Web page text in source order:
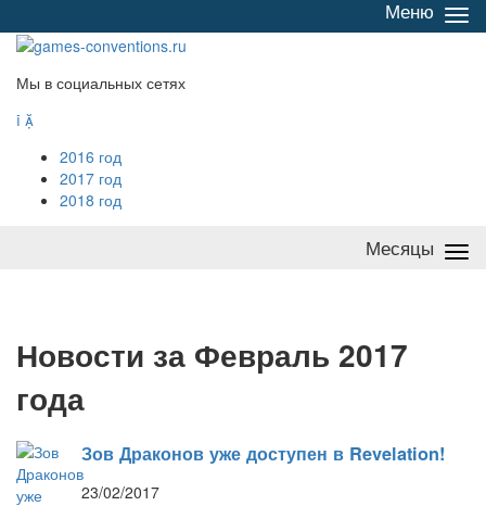
/
Меню
Мы в социальных сетях
 
2016 год
2017 год
2018 год
Месяцы
Новости за Февраль 2017
года
Зов Драконов уже доступен в Revelation!
23/02/2017